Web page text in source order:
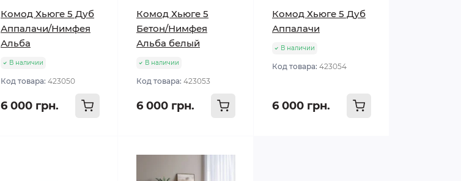
Комод Хьюге 5 Дуб
Аппалачи/Нимфея
Альба
В наличии
Код товара: 423050
6 000 грн.
Комод Хьюге 5
Бетон/Нимфея
Альба белый
В наличии
Код товара: 423053
6 000 грн.
Комод Хьюге 5 Дуб
Аппалачи
В наличии
Код товара: 423054
6 000 грн.